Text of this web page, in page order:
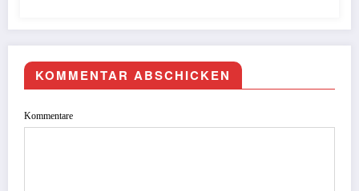
KOMMENTAR ABSCHICKEN
Kommentare